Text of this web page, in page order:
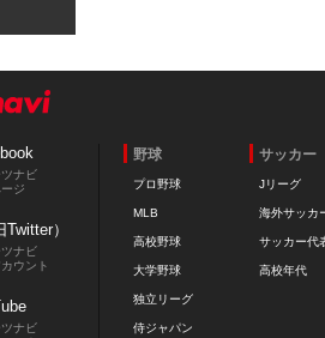
ツナビ
ジ
）
ツナビ
ウント
ツナビ
野球
プロ野球
MLB
高校野球
大学野球
独立リーグ
侍ジャパン
サッカー
Jリーグ
海外サッカ
サッカー代
高校年代